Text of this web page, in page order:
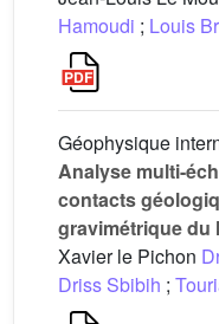
Hamoudi ; Louis
Géophysique
Analyse multi-
contacts
gravimétrique du
Xavier le Pichon
Driss Sbibih ;